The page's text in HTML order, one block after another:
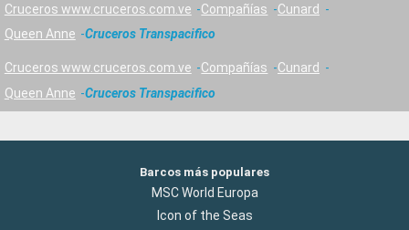
Cruceros www.cruceros.com.ve Compañías
Cunard
Queen Anne
Cruceros Transpacifico
Cruceros www.cruceros.com.ve Compañías
Cunard
Queen Anne
Cruceros Transpacifico
Barcos más populares
MSC World Europa
Icon of the Seas